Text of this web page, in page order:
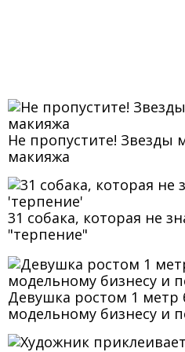
Не пропустите! Звезды
макияжа
31 собака, которая не
"терпение"
Девушка ростом 1 метр
модельному бизнесу и